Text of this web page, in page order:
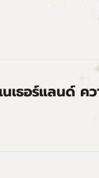
นเธอร์แลนด์